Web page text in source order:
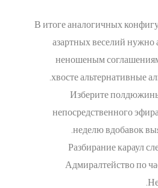
В итоге аналогичных
азартных веселий нужно
неношеным
хвосте альтернативные
Изберите
непосредственного
неделю вдобавок
Разбирание караул
Адмиралтейство по